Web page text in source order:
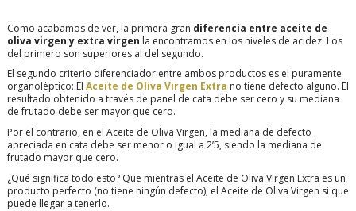
Como acabamos de ver, la primera gran diferencia entre aceite de
oliva virgen y extra virgen la encontramos en los niveles de acidez: Los
del primero son superiores al del segundo.
El segundo criterio diferenciador entre ambos productos es el puramente
organoléptico: El Aceite de Oliva Virgen Extra no tiene defecto alguno. El
resultado obtenido a través de panel de cata debe ser cero y su mediana
de frutado debe ser mayor que cero.
Por el contrario, en el Aceite de Oliva Virgen, la mediana de defecto
apreciada en cata debe ser menor o igual a 2’5, siendo la mediana de
frutado mayor que cero.
¿Qué significa todo esto? Que mientras el Aceite de Oliva Virgen Extra es un
producto perfecto (no tiene ningún defecto), el Aceite de Oliva Virgen si que
puede llegar a tenerlo.